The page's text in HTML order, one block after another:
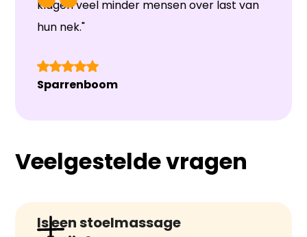
klagen veel minder mensen over last van
hun nek."
Sparrenboom
Veelgestelde vragen
Is een stoelmassage